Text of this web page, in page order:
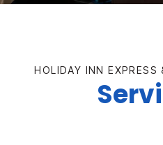
HOLIDAY INN EXPRESS